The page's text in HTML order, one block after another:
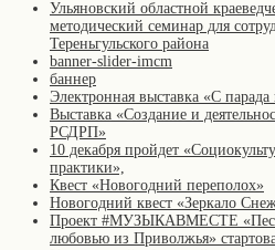
Ульяновский областной
методический семинар для
Тереньгульского района
banner-slider-imcm
баннер
Электронная выставка «С
Выставка «Создание и
РСДРП»
10 декабря пройдет
практики»,
Квест «Новогодний переполох»
Новогодний квест «Зеркало
Проект #МУЗЫКАВМЕСТЕ
любовью из Приволжья»